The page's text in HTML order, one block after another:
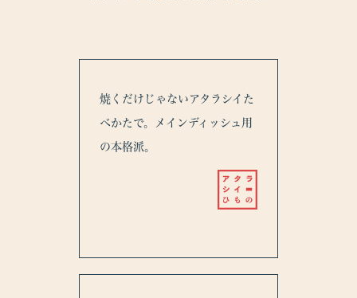
焼くだけじゃないアタラシイた
べかたで。メインディッシュ用
の本格派。